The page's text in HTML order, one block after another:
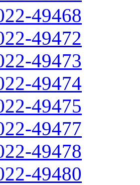
49468
49472
49473
49474
49475
49477
49478
49480